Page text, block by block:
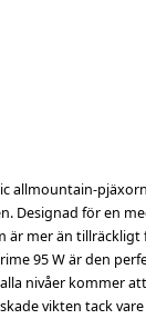
allmountain-
Designad för en
är mer än tillräckligt
95 W är den
nivåer kommer
vikten tack vare